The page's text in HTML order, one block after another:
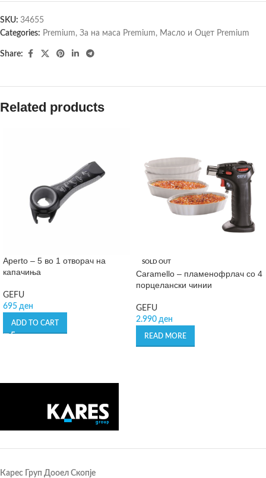
SKU: 34655
Categories: Premium, За на маса Premium, Масло и Оцет Premium
Share:
Related products
Aperto – 5 во 1 отворач на
капачиња
GEFU
695 ден
ADD TO CART
SOLD OUT
Caramello – пламенофрлач со 4
порцелански чинии
GEFU
2.990 ден
READ MORE
Карес Груп Дооел Скопје